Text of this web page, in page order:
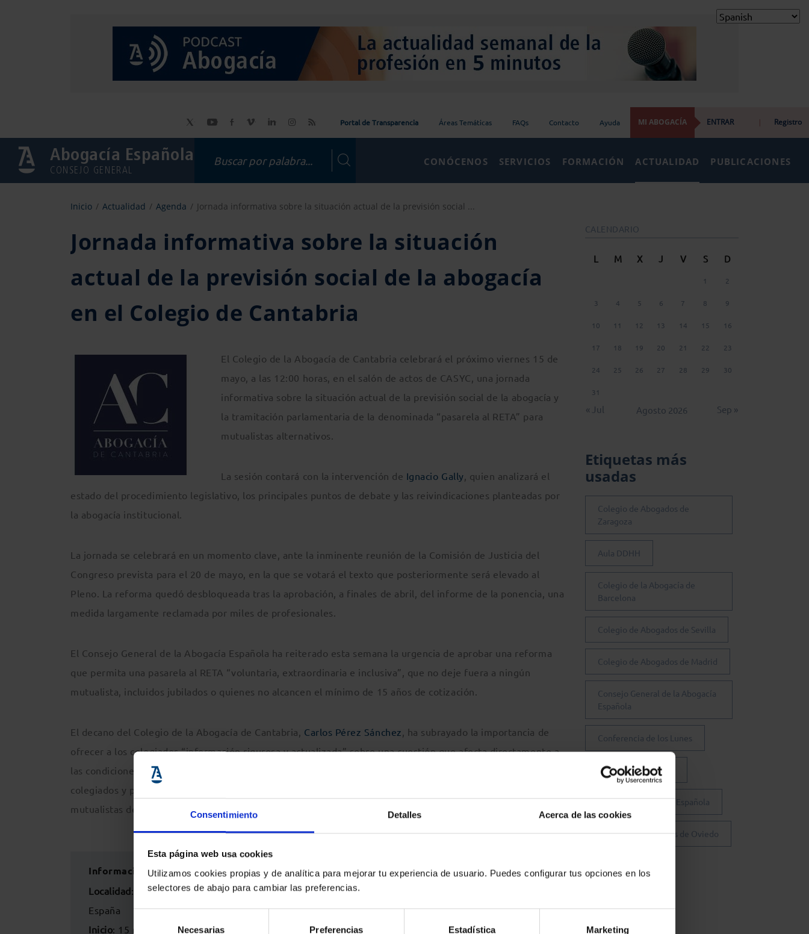
Consentimiento Detalles Acerca de las cookies
Esta página web usa cookies
Utilizamos cookies propias y de analítica para mejorar tu experiencia de usuario. Puedes configurar tus opciones en los
selectores de abajo para cambiar las preferencias.
de
Necesarias Preferencias Estadística Marketing
Portal de Transparencia Áreas Temáticas FAQs Contacto Ayuda MI ABOGACÍA ENTRAR | Registro
Abogacía Española
CONSEJO GENERAL
CONÓCENOS SERVICIOS FORMACIÓN ACTUALIDAD PUBLICACIONES
Inicio Actualidad Agenda Jornada informativa sobre la situación actual de la previsión social ...
Jornada informativa sobre la situación
actual de la previsión social de la abogacía
en el Colegio de Cantabria
El Colegio de la Abogacía de Cantabria celebrará el próximo viernes 15 de
mayo, a las 12:00 horas, en el salón de actos de CASYC, una jornada
informativa sobre la situación actual de la previsión social de la abogacía y
la tramitación parlamentaria de la denominada “pasarela al RETA” para
mutualistas alternativos.
La sesión contará con la intervención de Ignacio Gally, quien analizará el
estado del procedimiento legislativo, los principales puntos de debate y las reivindicaciones planteadas por
la abogacía institucional.
La jornada se celebrará en un momento clave, ante la inminente reunión de la Comisión de Justicia del
Congreso prevista para el 20 de mayo, en la que se votará el texto que posteriormente será elevado al
Pleno. La reforma quedó desbloqueada tras la aprobación, a finales de abril, del informe de la ponencia, una
medida largamente reclamada por miles de profesionales.
El Consejo General de la Abogacía Española ha reiterado esta semana la urgencia de aprobar una reforma
que permita una pasarela al RETA “voluntaria, extraordinaria e inclusiva”, que no deje fuera a ningún
mutualista, incluidos jubilados o quienes no alcancen el mínimo de 15 años de cotización.
El decano del Colegio de la Abogacía de Cantabria, Carlos Pérez Sánchez, ha subrayado la importancia de
ofrecer a los colegiados “información rigurosa y actualizada” sobre una cuestión que afecta directamente a
las condiciones de jubilación y protección social de numerosos profesionales. La jornada está dirigida a
colegiados y profesionales interesados en conocer las implicaciones de la futura reforma para los
mutualistas de la abogacía.
Información del evento
Localidad: Colegio de la Abogacía de Cantabria- Pza. Atarazanas, 2-1º, Santander, Cantabria, 39002,
España
Inicio: 15 mayo 2026 - 12:00h
CALENDARIO
Agosto 2026
L M X J V S D
1 2
3 4 5 6 7 8 9
10 11 12 13 14 15 16
17 18 19 20 21 22 23
24 25 26 27 28 29 30
31
« Jul Sep »
Etiquetas más
usadas
Colegio de Abogados de
Zaragoza
Aula DDHH
Colegio de la Abogacía de
Barcelona
Colegio de Abogados de Sevilla
Colegio de Abogados de Madrid
Consejo General de la Abogacía
Española
Conferencia de los Lunes
Día Justicia Gratuita
Fundación Abogacía Española
Colegio de Abogados de Oviedo